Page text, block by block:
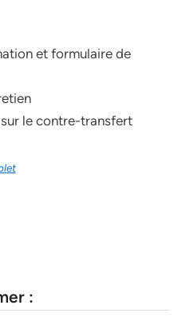
et formulaire de
le contre-transfert
: